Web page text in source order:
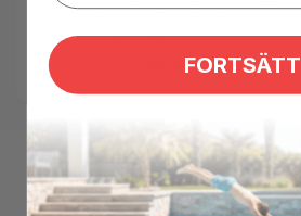
Tillgänglighet: Low stock: 1 left
SKU: TZ190-00
Kategorier:
Hem och Fritid
FORTSÄTT